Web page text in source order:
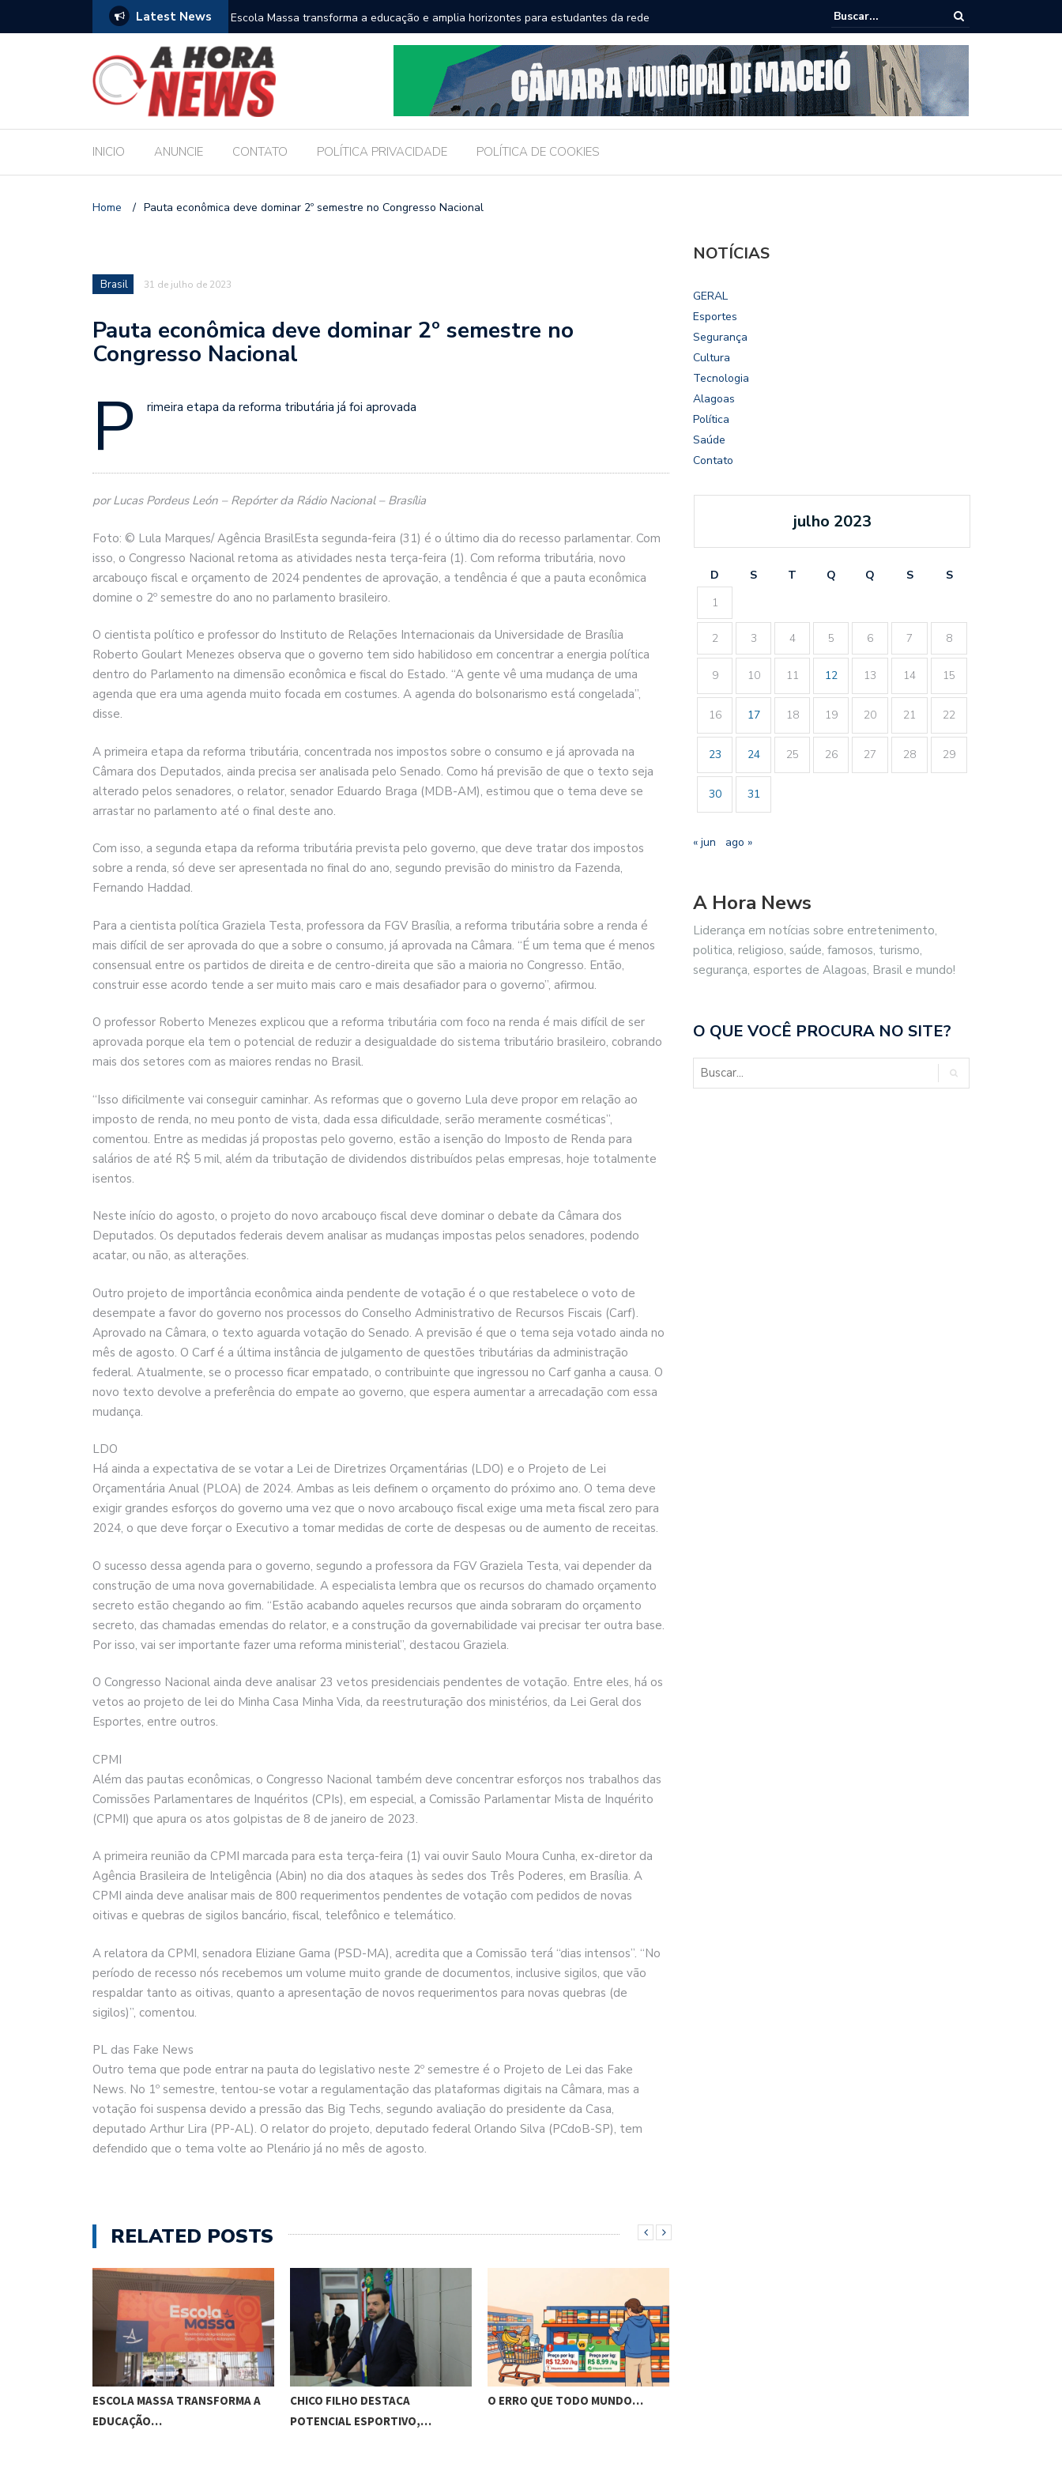
Latest News
escolares e sanciona jornada de 30 horas
Escola Massa transforma a educação e amplia horizontes para estudantes da rede
pública de Maceió
Chico Filho destaca potencial esportivo, turístico e econômico da Maratona
Internacional de Maceió
INICIO ANUNCIE CONTATO POLÍTICA PRIVACIDADE POLÍTICA DE COOKIES
Home / Pauta econômica deve dominar 2º semestre no Congresso Nacional
Brasil 31 de julho de 2023
Pauta econômica deve dominar 2º semestre no
Congresso Nacional
P rimeira etapa da reforma tributária já foi aprovada
por Lucas Pordeus León – Repórter da Rádio Nacional – Brasília
Foto: © Lula Marques/ Agência BrasilEsta segunda-feira (31) é o último dia do recesso parlamentar. Com
isso, o Congresso Nacional retoma as atividades nesta terça-feira (1). Com reforma tributária, novo
arcabouço fiscal e orçamento de 2024 pendentes de aprovação, a tendência é que a pauta econômica
domine o 2º semestre do ano no parlamento brasileiro.
O cientista político e professor do Instituto de Relações Internacionais da Universidade de Brasília
Roberto Goulart Menezes observa que o governo tem sido habilidoso em concentrar a energia política
dentro do Parlamento na dimensão econômica e fiscal do Estado. “A gente vê uma mudança de uma
agenda que era uma agenda muito focada em costumes. A agenda do bolsonarismo está congelada”,
disse.
A primeira etapa da reforma tributária, concentrada nos impostos sobre o consumo e já aprovada na
Câmara dos Deputados, ainda precisa ser analisada pelo Senado. Como há previsão de que o texto seja
alterado pelos senadores, o relator, senador Eduardo Braga (MDB-AM), estimou que o tema deve se
arrastar no parlamento até o final deste ano.
Com isso, a segunda etapa da reforma tributária prevista pelo governo, que deve tratar dos impostos
sobre a renda, só deve ser apresentada no final do ano, segundo previsão do ministro da Fazenda,
Fernando Haddad.
Para a cientista política Graziela Testa, professora da FGV Brasília, a reforma tributária sobre a renda é
mais difícil de ser aprovada do que a sobre o consumo, já aprovada na Câmara. “É um tema que é menos
consensual entre os partidos de direita e de centro-direita que são a maioria no Congresso. Então,
construir esse acordo tende a ser muito mais caro e mais desafiador para o governo”, afirmou.
O professor Roberto Menezes explicou que a reforma tributária com foco na renda é mais difícil de ser
aprovada porque ela tem o potencial de reduzir a desigualdade do sistema tributário brasileiro, cobrando
mais dos setores com as maiores rendas no Brasil.
“Isso dificilmente vai conseguir caminhar. As reformas que o governo Lula deve propor em relação ao
imposto de renda, no meu ponto de vista, dada essa dificuldade, serão meramente cosméticas”,
comentou. Entre as medidas já propostas pelo governo, estão a isenção do Imposto de Renda para
salários de até R$ 5 mil, além da tributação de dividendos distribuídos pelas empresas, hoje totalmente
isentos.
Neste início do agosto, o projeto do novo arcabouço fiscal deve dominar o debate da Câmara dos
Deputados. Os deputados federais devem analisar as mudanças impostas pelos senadores, podendo
acatar, ou não, as alterações.
Outro projeto de importância econômica ainda pendente de votação é o que restabelece o voto de
desempate a favor do governo nos processos do Conselho Administrativo de Recursos Fiscais (Carf).
Aprovado na Câmara, o texto aguarda votação do Senado. A previsão é que o tema seja votado ainda no
mês de agosto. O Carf é a última instância de julgamento de questões tributárias da administração
federal. Atualmente, se o processo ficar empatado, o contribuinte que ingressou no Carf ganha a causa. O
novo texto devolve a preferência do empate ao governo, que espera aumentar a arrecadação com essa
mudança.
LDO
Há ainda a expectativa de se votar a Lei de Diretrizes Orçamentárias (LDO) e o Projeto de Lei
Orçamentária Anual (PLOA) de 2024. Ambas as leis definem o orçamento do próximo ano. O tema deve
exigir grandes esforços do governo uma vez que o novo arcabouço fiscal exige uma meta fiscal zero para
2024, o que deve forçar o Executivo a tomar medidas de corte de despesas ou de aumento de receitas.
O sucesso dessa agenda para o governo, segundo a professora da FGV Graziela Testa, vai depender da
construção de uma nova governabilidade. A especialista lembra que os recursos do chamado orçamento
secreto estão chegando ao fim. “Estão acabando aqueles recursos que ainda sobraram do orçamento
secreto, das chamadas emendas do relator, e a construção da governabilidade vai precisar ter outra base.
Por isso, vai ser importante fazer uma reforma ministerial”, destacou Graziela.
O Congresso Nacional ainda deve analisar 23 vetos presidenciais pendentes de votação. Entre eles, há os
vetos ao projeto de lei do Minha Casa Minha Vida, da reestruturação dos ministérios, da Lei Geral dos
Esportes, entre outros.
CPMI
Além das pautas econômicas, o Congresso Nacional também deve concentrar esforços nos trabalhos das
Comissões Parlamentares de Inquéritos (CPIs), em especial, a Comissão Parlamentar Mista de Inquérito
(CPMI) que apura os atos golpistas de 8 de janeiro de 2023.
A primeira reunião da CPMI marcada para esta terça-feira (1) vai ouvir Saulo Moura Cunha, ex-diretor da
Agência Brasileira de Inteligência (Abin) no dia dos ataques às sedes dos Três Poderes, em Brasília. A
CPMI ainda deve analisar mais de 800 requerimentos pendentes de votação com pedidos de novas
oitivas e quebras de sigilos bancário, fiscal, telefônico e telemático.
A relatora da CPMI, senadora Eliziane Gama (PSD-MA), acredita que a Comissão terá “dias intensos”. “No
período de recesso nós recebemos um volume muito grande de documentos, inclusive sigilos, que vão
respaldar tanto as oitivas, quanto a apresentação de novos requerimentos para novas quebras (de
sigilos)”, comentou.
PL das Fake News
Outro tema que pode entrar na pauta do legislativo neste 2º semestre é o Projeto de Lei das Fake
News. No 1º semestre, tentou-se votar a regulamentação das plataformas digitais na Câmara, mas a
votação foi suspensa devido a pressão das Big Techs, segundo avaliação do presidente da Casa,
deputado Arthur Lira (PP-AL). O relator do projeto, deputado federal Orlando Silva (PCdoB-SP), tem
defendido que o tema volte ao Plenário já no mês de agosto.
RELATED POSTS
ESCOLA MASSA TRANSFORMA A
EDUCAÇÃO…
CHICO FILHO DESTACA
POTENCIAL ESPORTIVO,…
O ERRO QUE TODO MUNDO…
NOTÍCIAS
GERAL
Esportes
Segurança
Cultura
Tecnologia
Alagoas
Política
Saúde
Contato
julho 2023
D S T Q Q S
S
1
2 3 4 5 6 7 8
9 10 11 12 13 14 15
16 17 18 19 20 21 22
23 24 25 26 27 28 29
30 31
« jun ago »
A Hora News
Liderança em notícias sobre entretenimento,
politica, religioso, saúde, famosos, turismo,
segurança, esportes de Alagoas, Brasil e mundo!
O QUE VOCÊ PROCURA NO SITE?